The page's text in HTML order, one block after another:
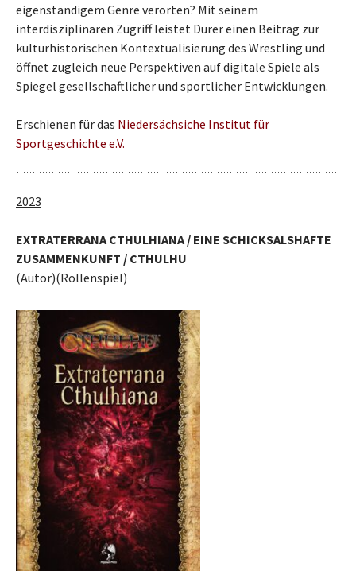
eigenständigem Genre verorten? Mit seinem
interdisziplinären Zugriff leistet Durer einen Beitrag zur
kulturhistorischen Kontextualisierung des Wrestling und
öffnet zugleich neue Perspektiven auf digitale Spiele als
Spiegel gesellschaftlicher und sportlicher Entwicklungen.
Erschienen für das Niedersächsiche Institut für
Sportgeschichte e.V.
2023
EXTRATERRANA CTHULHIANA / EINE SCHICKSALSHAFTE
ZUSAMMENKUNFT / CTHULHU
(Autor)(Rollenspiel)